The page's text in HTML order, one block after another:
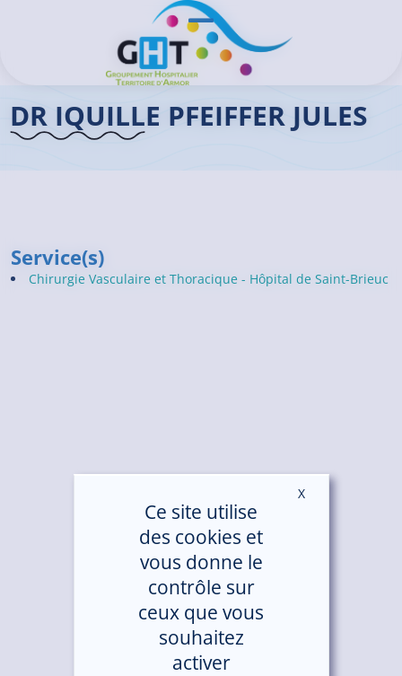
Ouvrir/Fermer le menu
>Dr IQUILLE PFEIFFER Jules
DR IQUILLE PFEIFFER JULES
Service(s)
Chirurgie Vasculaire et Thoracique - Hôpital de Saint-Brieuc
Panneau de gestion des cookies
Ce site utilise
des cookies et
vous donne le
contrôle sur
ceux que vous
souhaitez
activer
XMasquer le